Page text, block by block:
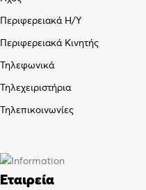
Περιφερειακά Η/Υ
Περιφερειακά Κινητής
Τηλεφωνικά
Τηλεχειριστήρια
Τηλεπικοινωνίες
Εταιρεία